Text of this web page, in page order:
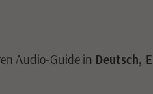
Audio-Guide in Deutsch,